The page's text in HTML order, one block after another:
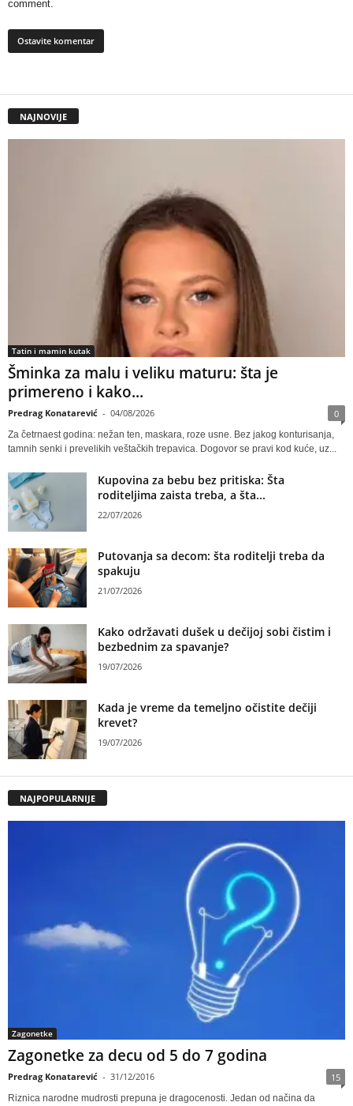
comment.
NAJNOVIJE
Tatin i mamin kutak
Šminka za malu i veliku maturu: šta je
primereno i kako...
Predrag Konatarević - 04/08/2026 0
Za četrnaest godina: nežan ten, maskara, roze usne. Bez jakog konturisanja,
tamnih senki i prevelikih veštačkih trepavica. Dogovor se pravi kod kuće, uz...
Kupovina za bebu bez pritiska: Šta
roditeljima zaista treba, a šta...
22/07/2026
Putovanja sa decom: šta roditelji treba da
spakuju
21/07/2026
Kako održavati dušek u dečijoj sobi čistim i
bezbednim za spavanje?
19/07/2026
Kada je vreme da temeljno očistite dečiji
krevet?
19/07/2026
NAJPOPULARNIJE
Zagonetke
Zagonetke za decu od 5 do 7 godina
Predrag Konatarević - 31/12/2016 15
Riznica narodne mudrosti prepuna je dragocenosti. Jedan od načina da